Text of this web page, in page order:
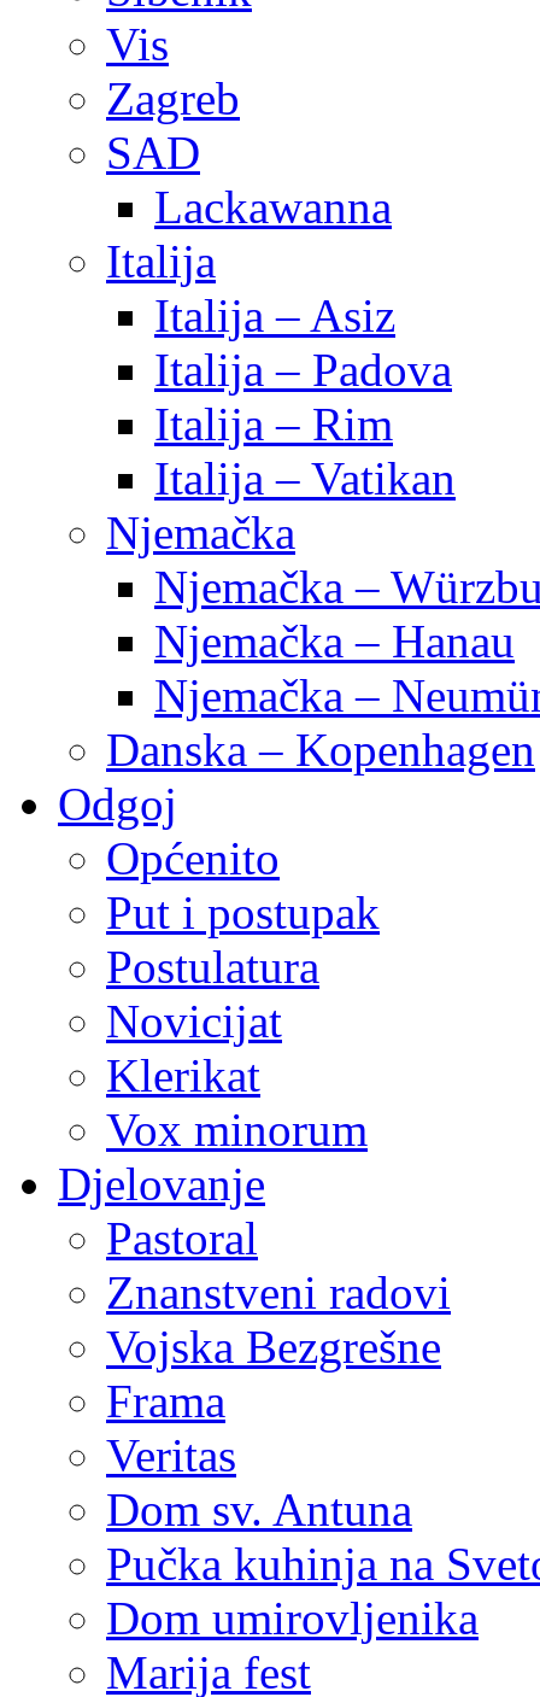
Vis
Zagreb
SAD
Lackawanna
Italija
Italija – Asiz
Italija – Padova
Italija – Rim
Italija – Vatikan
Njemačka
Njemačka –
Njemačka – Hanau
Njemačka –
Danska – Kopenhagen
Odgoj
Općenito
Put i postupak
Postulatura
Novicijat
Klerikat
Vox minorum
Djelovanje
Pastoral
Znanstveni radovi
Vojska Bezgrešne
Frama
Veritas
Dom sv. Antuna
Pučka kuhinja na
Dom umirovljenika
Marija fest